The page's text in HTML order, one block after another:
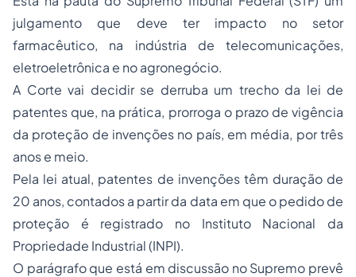
julgamento que deve ter impacto no setor
farmacêutico, na indústria de telecomunicações,
eletroeletrônica e no agronegócio.
A Corte vai decidir se derruba um trecho da lei de
patentes que, na prática, prorroga o prazo de vigência
da proteção de invenções no país, em média, por três
anos e meio.
Pela lei atual, patentes de invenções têm duração de
20 anos, contados a partir da data em que o pedido de
proteção é registrado no Instituto Nacional da
Propriedade Industrial (INPI).
O parágrafo que está em discussão no Supremo prevê